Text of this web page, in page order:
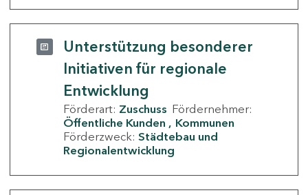
Unterstützung besonderer
Initiativen für regionale
Entwicklung
Förderart: Zuschuss Fördernehmer:
Öffentliche Kunden
Kommunen
Förderzweck: Städtebau und
Regionalentwicklung